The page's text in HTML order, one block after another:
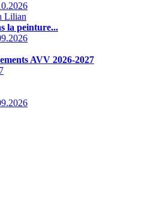
Lilian
la peinture...
AVV 2026-2027